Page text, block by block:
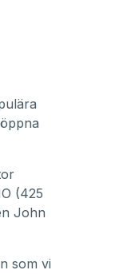
(425
John
som vi